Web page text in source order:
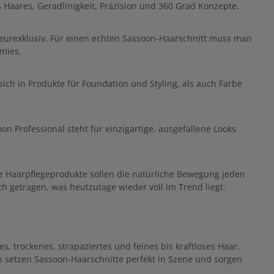
Geradlinigkeit, Präzision und 360 Grad Konzepte.
Für einen echten Sassoon-Haarschnitt muss man
in Produkte für Foundation und Styling, als auch Farbe
Professional steht für einzigartige, ausgefallene Looks
sollen die natürliche Bewegung jeden
getragen, was heutzutage wieder voll im Trend liegt.
trockenes, strapaziertes und feines bis kraftloses Haar.
Sassoon-Haarschnitte perfekt in Szene und sorgen